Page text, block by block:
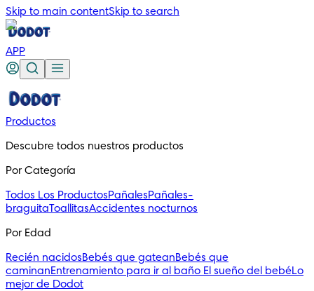
Skip to main contentSkip to search
APP
Productos
Descubre todos nuestros productos
Por Categoría
Todos Los ProductosPañalesPañales-
braguitaToallitasAccidentes nocturnos
Por Edad
Recién nacidosBebés que gateanBebés que
caminanEntrenamiento para ir al baño El sueño del bebéLo
mejor de Dodot